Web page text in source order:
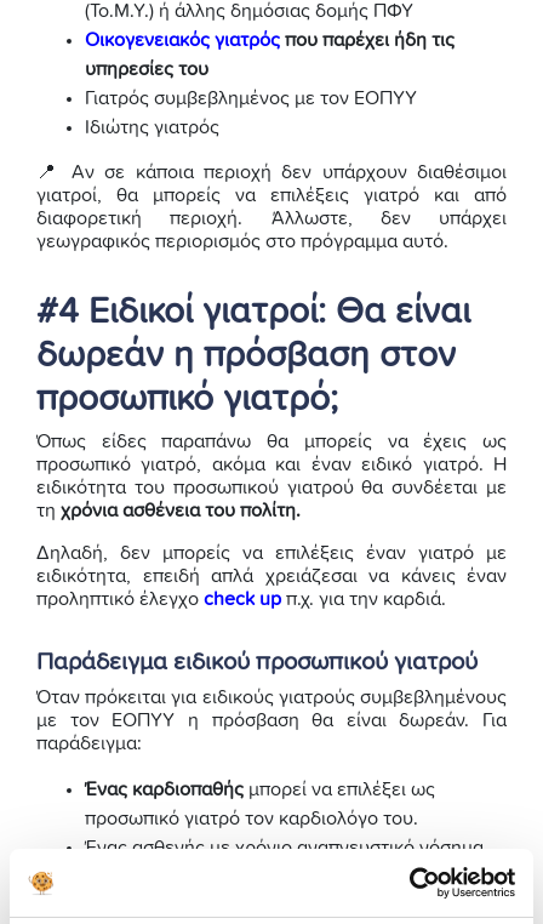
(Το.Μ.Υ.) ή άλλης δημόσιας δομής ΠΦΥ
Οικογενειακός γιατρός που παρέχει ήδη τις
υπηρεσίες του
Γιατρός συμβεβλημένος με τον ΕΟΠΥΥ
Ιδιώτης γιατρός
📍 Αν σε κάποια περιοχή δεν υπάρχουν διαθέσιμοι
γιατροί, θα μπορείς να επιλέξεις γιατρό και από
διαφορετική περιοχή. Άλλωστε, δεν υπάρχει
γεωγραφικός περιορισμός στο πρόγραμμα αυτό.
#4 Ειδικοί γιατροί: Θα είναι
δωρεάν η πρόσβαση στον
προσωπικό γιατρό;
Όπως είδες παραπάνω θα μπορείς να έχεις ως
προσωπικό γιατρό, ακόμα και έναν ειδικό γιατρό. Η
ειδικότητα του προσωπικού γιατρού θα συνδέεται με
τη χρόνια ασθένεια του πολίτη.
Δηλαδή, δεν μπορείς να επιλέξεις έναν γιατρό με
ειδικότητα, επειδή απλά χρειάζεσαι να κάνεις έναν
προληπτικό έλεγχο check up π.χ. για την καρδιά.
Παράδειγμα ειδικού προσωπικού γιατρού
Όταν πρόκειται για ειδικούς γιατρούς συμβεβλημένους
με τον ΕΟΠΥΥ η πρόσβαση θα είναι δωρεάν. Για
παράδειγμα:
Ένας καρδιοπαθής μπορεί να επιλέξει ως
προσωπικό γιατρό τον καρδιολόγο του.
Ένας ασθενής με χρόνιο αναπνευστικό νόσημα